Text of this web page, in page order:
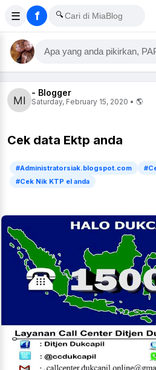
☰ f 🔍
Apa yang anda pikirkan,
- Blogger
Saturday, February 15, 2020 • 🌎
Cek data Ektp anda
#Administratorsiak.blogspot.com
#Cek Nik KTP el anda